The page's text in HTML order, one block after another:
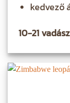
kedvező
10-21